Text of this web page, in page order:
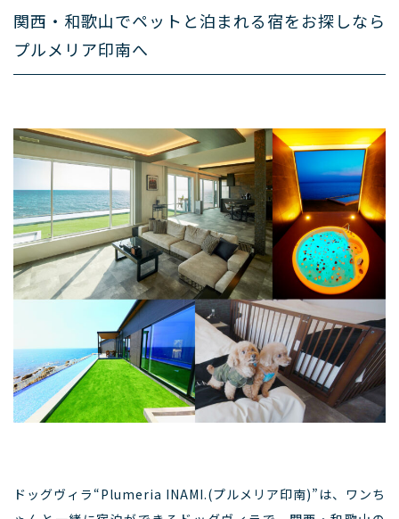
関西・和歌山でペットと泊まれる宿をお探しなら
プルメリア印南へ
ドッグヴィラ“Plumeria INAMI.(プルメリア印南)”は、ワンち